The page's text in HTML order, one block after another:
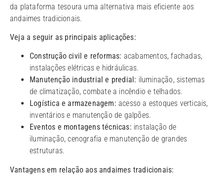
da plataforma tesoura uma alternativa mais eficiente aos
andaimes tradicionais.
Veja a seguir as principais aplicações:
Construção civil e reformas: acabamentos, fachadas,
instalações elétricas e hidráulicas.
Manutenção industrial e predial: iluminação, sistemas
de climatização, combate a incêndio e telhados.
Logística e armazenagem: acesso a estoques verticais,
inventários e manutenção de galpões.
Eventos e montagens técnicas: instalação de
iluminação, cenografia e manutenção de grandes
estruturas.
Vantagens em relação aos andaimes tradicionais: